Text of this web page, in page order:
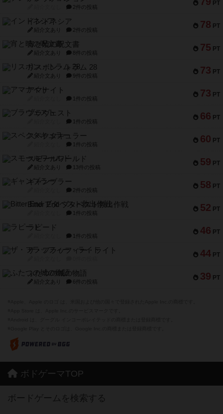
PT
2件の投稿
78 PT
インドネシア
紹介文あり 2件の投稿
75 PT
宵と暁の呪文書
紹介文あり 8件の投稿
73 PT
リスボン・トラム 28
紹介文あり 9件の投稿
73 PT
アマナイト
1件の投稿
66 PT
ブラヴェスト
1件の投稿
60 PT
スペクタキュラー
1件の投稿
59 PT
スモールワールド
紹介文あり 13件の投稿
58 PT
ギャンブラー
2件の投稿
52 PT
Bitter End ブタペスト救出作戦
1件の投稿
46 PT
ラピード
1件の投稿
44 PT
ザ・フラッフィー・ライト
39 PT
ふたつの城の物語
紹介文あり 6件の投稿
ボドゲーマTOP
ボードゲームを検索する